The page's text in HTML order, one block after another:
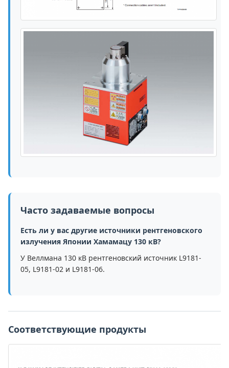
Часто задаваемые вопросы
Есть ли у вас другие источники рентгеновского
излучения Японии Хамамацу 130 кВ?
У Веллмана 130 кВ рентгеновский источник L9181-
05, L9181-02 и L9181-06.
Соответствующие продукты